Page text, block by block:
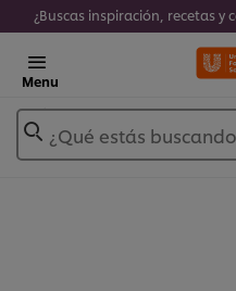
Menu
¿Qué estás